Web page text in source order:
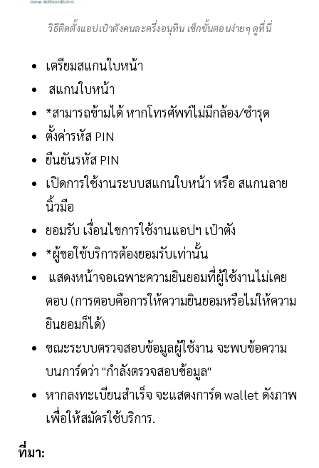
วิธีติดตั้งแอปเป๋าตังคนละครึ่งอนุทิน เช็กขั้นตอนง่ายๆ ดูที่นี่
เตรียมสแกนใบหน้า
สแกนใบหน้า
*สามารถข้ามได้ หากโทรศัพท์ไม่มีกล้อง/ชำรุด
ตั้งค่ารหัส PIN
ยืนยันรหัส PIN
เปิดการใช้งานระบบสแกนใบหน้า หรือ สแกนลาย
นิ้วมือ
ยอมรับ เงื่อนไขการใช้งานแอปฯ เป๋าตัง
*ผู้ขอใช้บริการต้องยอมรับเท่านั้น
แสดงหน้าจอเฉพาะความยินยอมที่ผู้ใช้งานไม่เคย
ตอบ (การตอบคือการให้ความยินยอมหรือไม่ให้ความ
ยินยอมก็ได้)
ขณะระบบตรวจสอบข้อมูลผู้ใช้งาน จะพบข้อความ
บนการ์ดว่า "กำลังตรวจสอบข้อมูล"
หากลงทะเบียนสำเร็จ จะแสดงการ์ด wallet ดังภาพ
เพื่อให้สมัครใช้บริการ.
ที่มา: